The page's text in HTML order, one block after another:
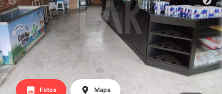
Fotos Mapa